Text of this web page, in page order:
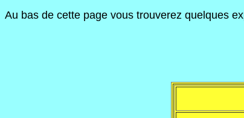
Au bas de cette page vous trouverez quelques